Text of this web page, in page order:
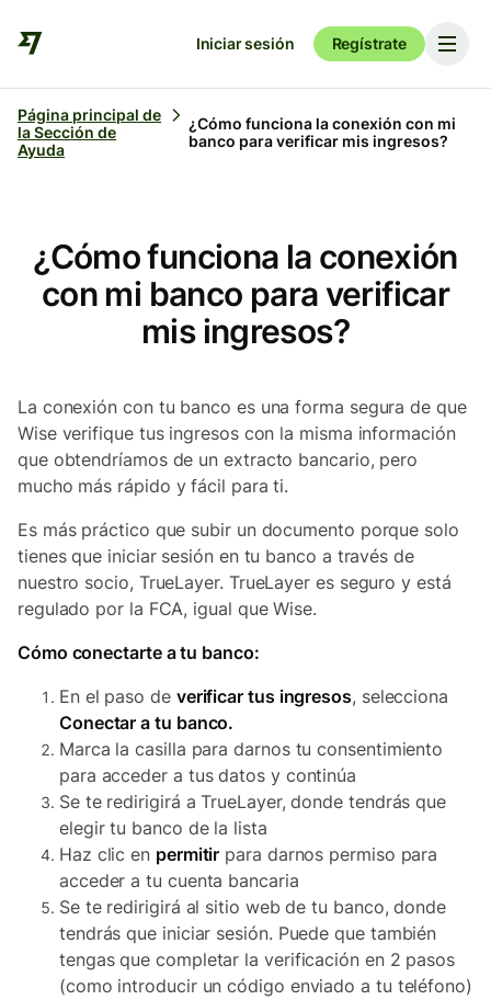
Iniciar sesión Regístrate
Página principal de
la Sección de
Ayuda
¿Cómo funciona la conexión con mi
banco para verificar mis ingresos?
¿Cómo funciona la conexión
con mi banco para verificar
mis ingresos?
La conexión con tu banco es una forma segura de que
Wise verifique tus ingresos con la misma información
que obtendríamos de un extracto bancario, pero
mucho más rápido y fácil para ti.
Es más práctico que subir un documento porque solo
tienes que iniciar sesión en tu banco a través de
nuestro socio, TrueLayer. TrueLayer es seguro y está
regulado por la FCA, igual que Wise.
Cómo conectarte a tu banco:
En el paso de verificar tus ingresos, selecciona
Conectar a tu banco.
Marca la casilla para darnos tu consentimiento
para acceder a tus datos y continúa
Se te redirigirá a TrueLayer, donde tendrás que
elegir tu banco de la lista
Haz clic en permitir para darnos permiso para
acceder a tu cuenta bancaria
Se te redirigirá al sitio web de tu banco, donde
tendrás que iniciar sesión. Puede que también
tengas que completar la verificación en 2 pasos
(como introducir un código enviado a tu teléfono)